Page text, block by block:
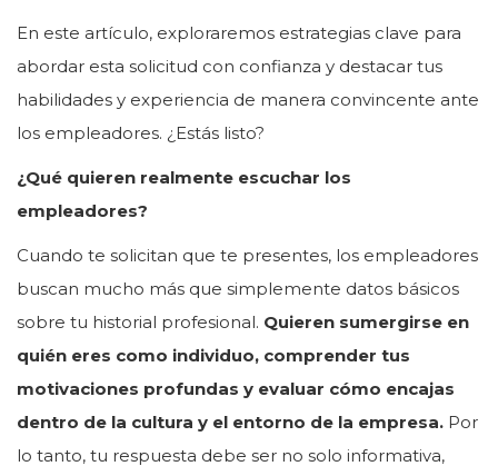
En este artículo, exploraremos estrategias clave para
abordar esta solicitud con confianza y destacar tus
habilidades y experiencia de manera convincente ante
los empleadores. ¿Estás listo?
¿Qué quieren realmente escuchar los
empleadores?
Cuando te solicitan que te presentes, los empleadores
buscan mucho más que simplemente datos básicos
sobre tu historial profesional. Quieren sumergirse en
quién eres como individuo, comprender tus
motivaciones profundas y evaluar cómo encajas
dentro de la cultura y el entorno de la empresa. Por
lo tanto, tu respuesta debe ser no solo informativa,